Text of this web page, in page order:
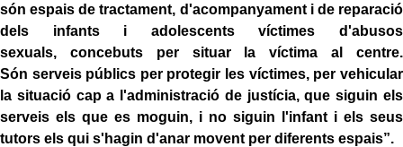
són espais de tractament, d'acompanyament i de reparació
dels infants i adolescents víctimes d'abusos
sexuals, concebuts per situar la víctima al centre.
Són serveis públics per protegir les víctimes, per vehicular
la situació cap a l'administració de justícia, que siguin els
serveis els que es moguin, i no siguin l'infant i els seus
tutors els qui s'hagin d'anar movent per diferents espais”.